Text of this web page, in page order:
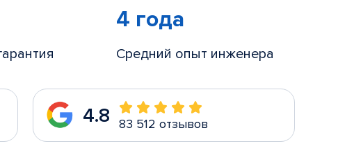
4 года
Средний опыт инженера
4.8 83 512 отзывов